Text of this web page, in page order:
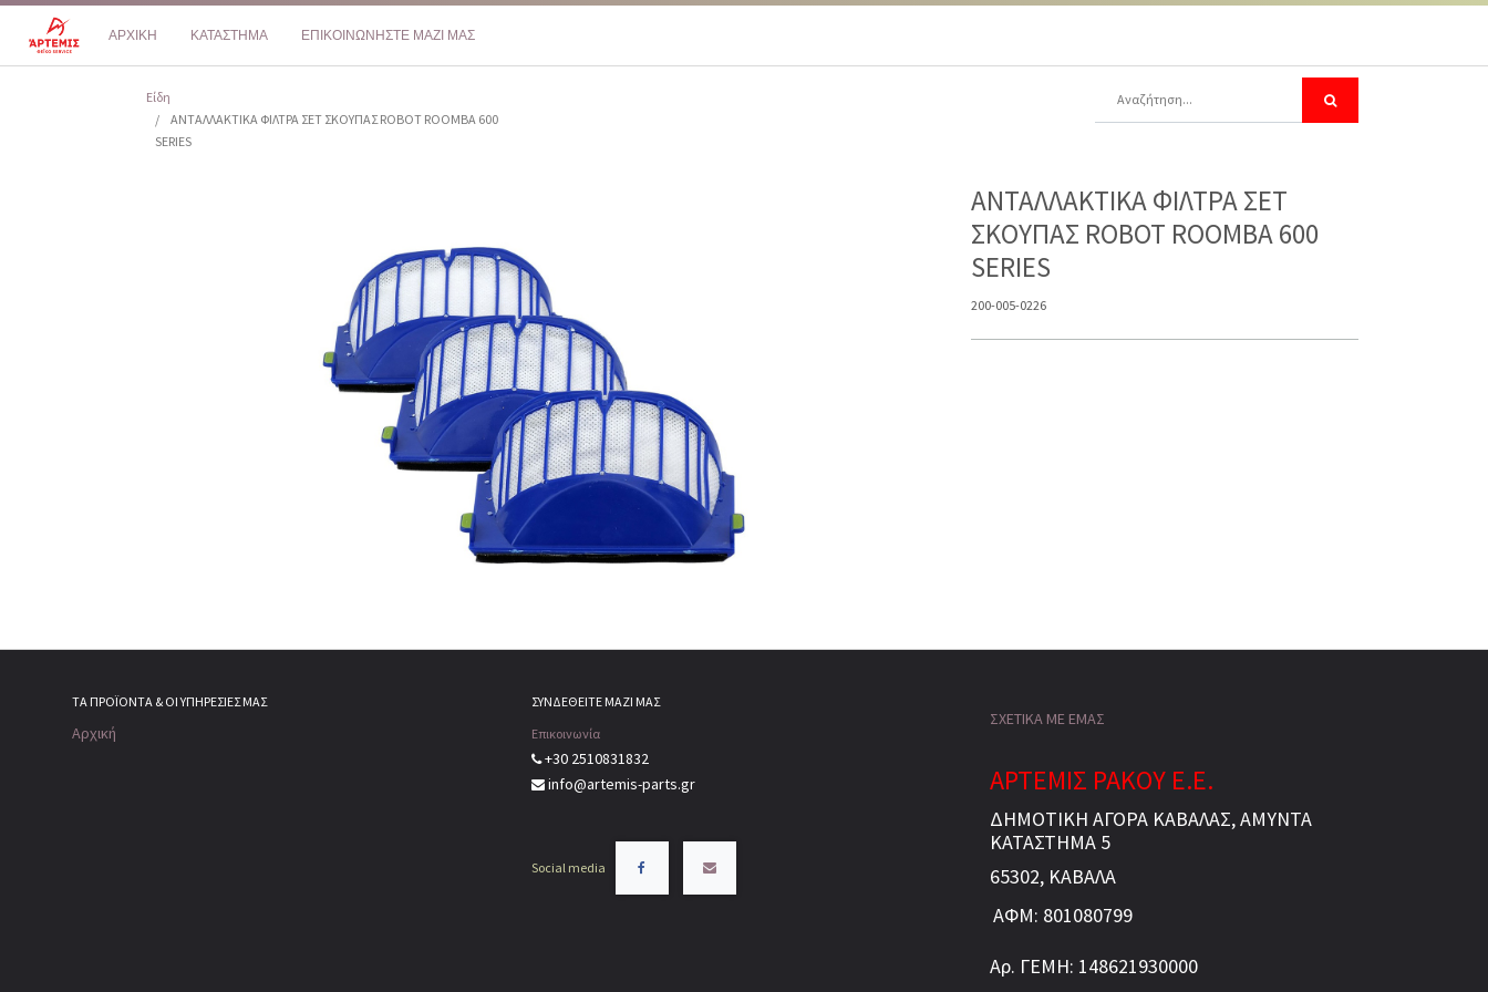
ΑΡΧΙΚΗ ΚΑΤΑΣΤΗΜΑ ΕΠΙΚΟΙΝΩΝΗΣΤΕ ΜΑΖΙ ΜΑΣ
Είδη
ΑΝΤΑΛΛΑΚΤΙΚΑ ΦΙΛΤΡΑ ΣΕΤ ΣΚΟΥΠΑΣ ROBOT ROOMBA 600
SERIES
ΑΝΤΑΛΛΑΚΤΙΚΑ ΦΙΛΤΡΑ ΣΕΤ
ΣΚΟΥΠΑΣ ROBOT ROOMBA 600
SERIES
200-005-0226
ΤΑ ΠΡΟΪΌΝΤΑ & ΟΙ ΥΠΗΡΕΣΊΕΣ ΜΑΣ
Αρχική
ΣΥΝΔΕΘΕΙΤΕ ΜΑΖΙ ΜΑΣ
Επικοινωνία
+30 2510831832
info@artemis-parts.gr
Social media
ΣΧΕΤΙΚΑ ΜΕ ΕΜΑΣ
ΑΡΤΕΜΙΣ ΡΑΚΟΥ Ε.Ε.
ΔΗΜΟΤΙΚΗ ΑΓΟΡΑ ΚΑΒΑΛΑΣ, ΑΜΥΝΤΑ
ΚΑΤΑΣΤΗΜΑ 5
65302, ΚΑΒΑΛΑ
ΑΦΜ: 801080799
Αρ. ΓΕΜΗ: 148621930000